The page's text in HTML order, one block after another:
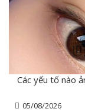
Các yếu tố nào
05/08/2026